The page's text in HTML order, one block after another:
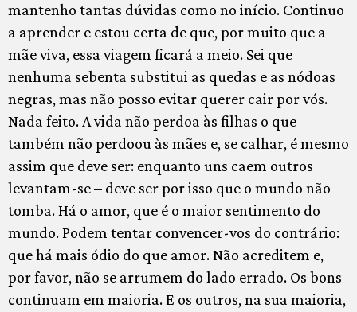
mantenho tantas dúvidas como no início. Continuo
a aprender e estou certa de que, por muito que a
mãe viva, essa viagem ficará a meio. Sei que
nenhuma sebenta substitui as quedas e as nódoas
negras, mas não posso evitar querer cair por vós.
Nada feito. A vida não perdoa às filhas o que
também não perdoou às mães e, se calhar, é mesmo
assim que deve ser: enquanto uns caem outros
levantam-se – deve ser por isso que o mundo não
tomba. Há o amor, que é o maior sentimento do
mundo. Podem tentar convencer-vos do contrário:
que há mais ódio do que amor. Não acreditem e,
por favor, não se arrumem do lado errado. Os bons
continuam em maioria. E os outros, na sua maioria,